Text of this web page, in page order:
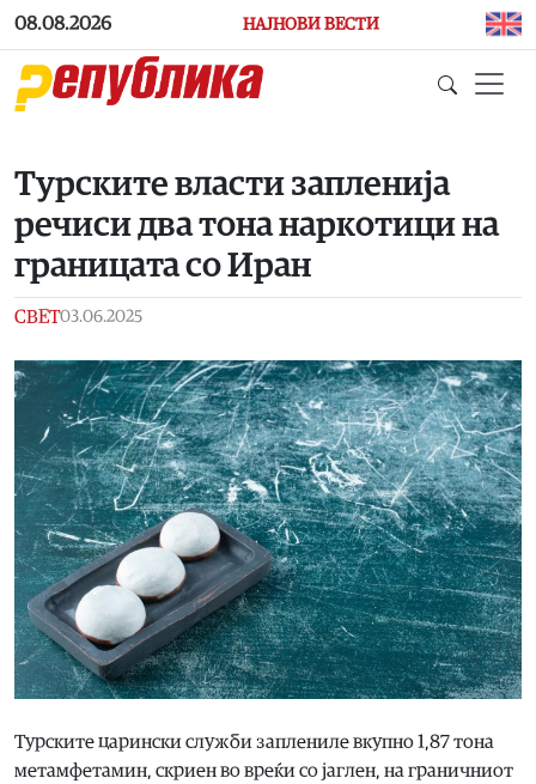
Skip to main content
08.08.2026 НАЈНОВИ ВЕСТИ
Турските власти запленија
речиси два тона наркотици на
границата со Иран
СВЕТ03.06.2025
Турските царински служби заплениле вкупно 1,87 тона
метамфетамин, скриен во вреќи со јаглен, на граничниот